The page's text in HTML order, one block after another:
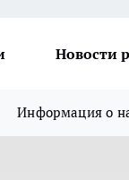
Новости
Информация о